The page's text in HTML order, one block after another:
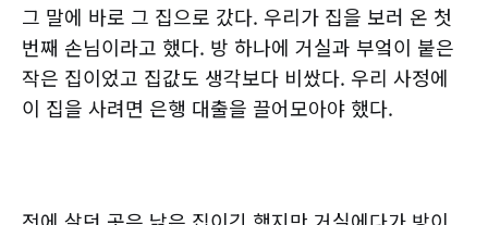
그 말에 바로 그 집으로 갔다. 우리가 집을 보러 온 첫
번째 손님이라고 했다. 방 하나에 거실과 부엌이 붙은
작은 집이었고 집값도 생각보다 비쌌다. 우리 사정에
이 집을 사려면 은행 대출을 끌어모아야 했다.